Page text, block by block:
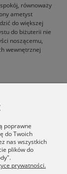
równoważy
ametyst
do większej
do biżuterii nie
noszącemu,
wewnętrznej
poprawne
do Twoich
nas wszystkich
plików do
prywatności.